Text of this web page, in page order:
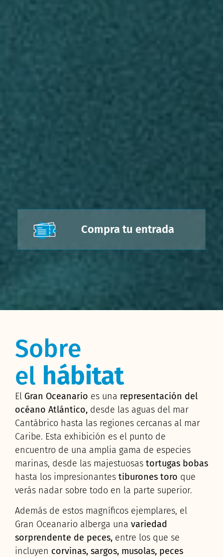
Compra tu entrada
Sobre
el hábitat
El Gran Oceanario es una representación del
océano Atlántico, desde las aguas del mar
Cantábrico hasta las regiones cercanas al mar
Caribe. Esta exhibición es el punto de
encuentro de una amplia gama de especies
marinas, desde las majestuosas tortugas bobas
hasta los impresionantes tiburones toro que
verás nadar sobre todo en la parte superior.
Además de estos magníficos ejemplares, el
Gran Oceanario alberga una variedad
sorprendente de peces, entre los que se
incluyen corvinas, sargos, musolas, peces